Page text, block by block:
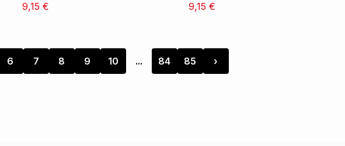
9,15 €
9,15 €
6 7 8 9 10 ... 84 85 ›